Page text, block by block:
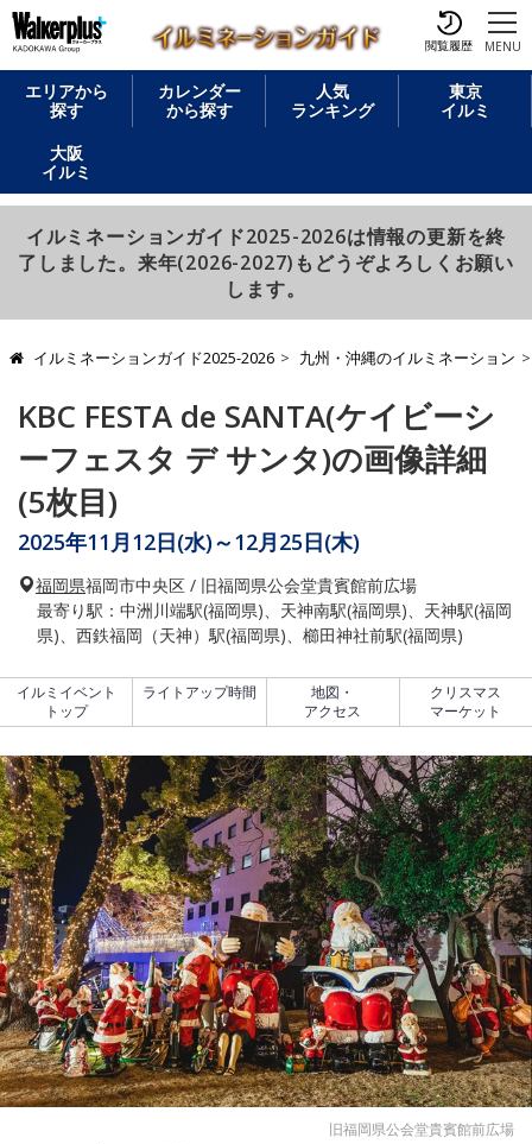
閲覧履歴 MENU
エリアから
探す
カレンダー
から探す
人気
ランキング
東京
イルミ
大阪
イルミ
イルミネーションガイド2025-2026は情報の更新を終
了しました。来年(2026-2027)もどうぞよろしくお願い
します。
イルミネーションガイド2025-2026 九州・沖縄のイルミネーション
KBC FESTA de SANTA(ケイビーシ
ーフェスタ デ サンタ)の画像詳細
(5枚目)
2025年11月12日(水)～12月25日(木)
福岡県福岡市中央区 / 旧福岡県公会堂貴賓館前広場
最寄り駅：中洲川端駅(福岡県)、天神南駅(福岡県)、天神駅(福岡
県)、西鉄福岡（天神）駅(福岡県)、櫛田神社前駅(福岡県)
イルミイベント
トップ
ライトアップ時間
地図・
アクセス
クリスマス
マーケット
旧福岡県公会堂貴賓館前広場